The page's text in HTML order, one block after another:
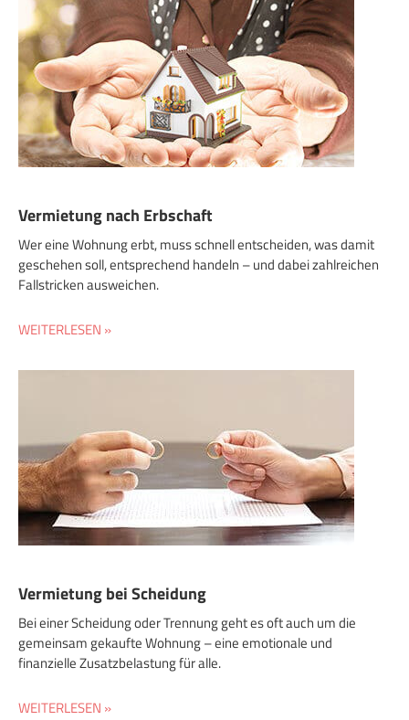
Vermietung nach Erbschaft
Wer eine Wohnung erbt, muss schnell entscheiden, was damit
geschehen soll, entsprechend handeln – und dabei zahlreichen
Fallstricken ausweichen.
WEITERLESEN »
Vermietung bei Scheidung
Bei einer Scheidung oder Trennung geht es oft auch um die
gemeinsam gekaufte Wohnung – eine emotionale und
finanzielle Zusatzbelastung für alle.
WEITERLESEN »